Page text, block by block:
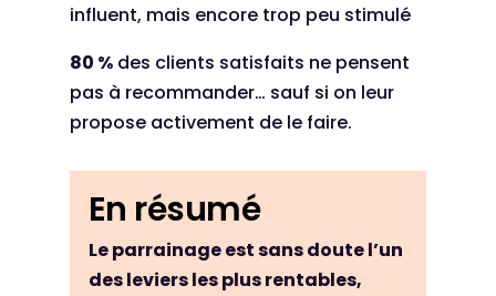
influent, mais encore trop peu stimulé
80 %des clients satisfaits ne pensent
pas à recommander… sauf si on leur
propose activement de le faire.
En résumé
Le parrainage est sans doute l’un
des leviers les plus rentables,